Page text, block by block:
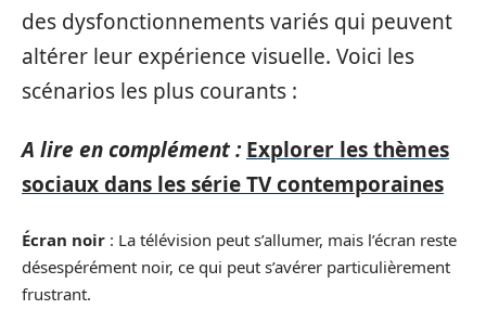
des dysfonctionnements variés qui peuvent
altérer leur expérience visuelle. Voici les
scénarios les plus courants :
A lire en complément : Explorer les thèmes
sociaux dans les série TV contemporaines
Écran noir : La télévision peut s’allumer, mais l’écran reste
désespérément noir, ce qui peut s’avérer particulièrement
frustrant.